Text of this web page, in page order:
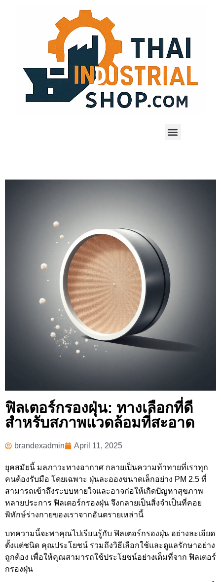
ฟิลเตอร์กรองฝุ่น: ทางเลือกที่ดี
สำหรับสภาพแวดล้อมที่สะอาด
brandexadmin April 11, 2025
ยุคสมัยนี้ มลภาวะทางอากาศ กลายเป็นความท้าทายที่เราทุก
คนต้องรับมือ โดยเฉพาะ ฝุ่นละอองขนาดเล็กอย่าง PM 2.5 ที่
สามารถเข้าถึงระบบหายใจและอาจก่อให้เกิดปัญหาสุขภาพ
หลายประการ ฟิลเตอร์กรองฝุ่น จึงกลายเป็นสิ่งจำเป็นที่คอย
พิทักษ์ร่างกายของเราจากอันตรายเหล่านี้
บทความนี้จะพาคุณไปเรียนรู้กับ ฟิลเตอร์กรองฝุ่น อย่างละเอียด
ตั้งแต่ชนิด คุณประโยชน์ รวมถึงวิธีเลือกใช้และดูแลรักษาอย่าง
ถูกต้อง เพื่อให้คุณสามารถใช้ประโยชน์อย่างเต็มที่จาก ฟิลเตอร์
กรองฝุ่น